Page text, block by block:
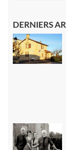
DERNIERS